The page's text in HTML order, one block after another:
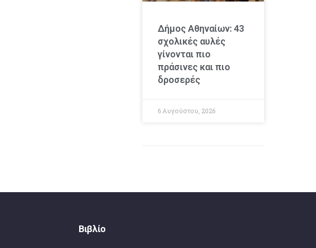
Δήμος Αθηναίων: 43
σχολικές αυλές
γίνονται πιο
πράσινες και πιο
δροσερές
6 Αυγούστου, 2026
Βιβλίο